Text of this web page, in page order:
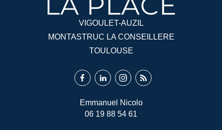
Emmanuel Nicolo
06 19 88 54 61
VIGOULET-AUZIL
MONTASTRUC LA CONSEILLERE
TOULOUSE